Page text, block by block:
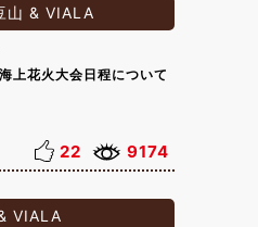
山 & VIALA
上花火大会日程について
22 9174
VIALA